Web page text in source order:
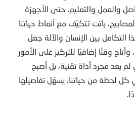
والعمل والتعليم. حتى الأجهزة
باتت تتكيّف مع أنماط حياتنا
التكامل بين الإنسان والآلة جعل
وقتًا إضافيًا للتركيز على الأمور
يعد مجرد أداة تقنية، بل أصبح
لحظة من حياتنا، يسهّل تفاصيلها